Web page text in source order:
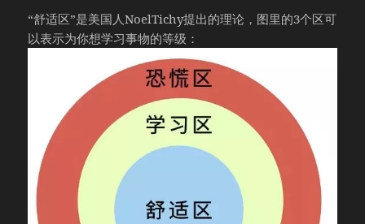
“舒适区”是美国人NoelTichy提出的理论，图里的3个区可
以表示为你想学习事物的等级：